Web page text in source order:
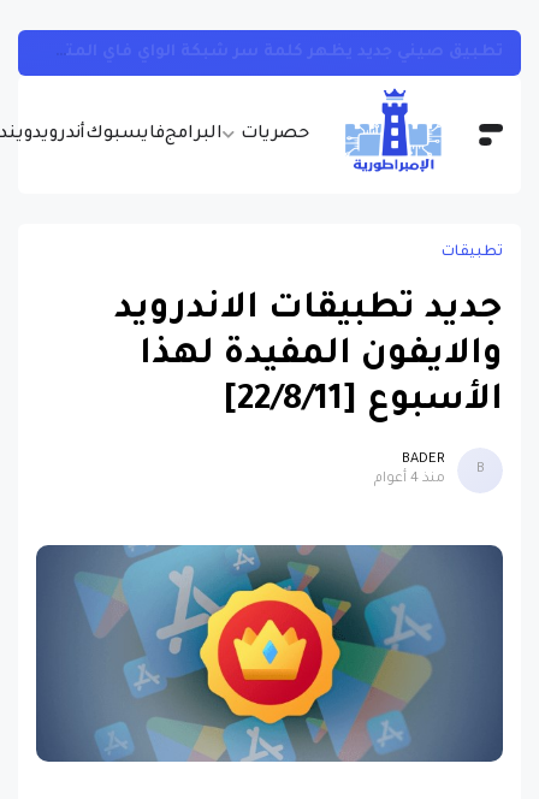
حصريات البرامجفايسبوكأندرويد
تطبيقات
جديد تطبيقات الاندرويد
والايفون المفيدة لهذا
الأسبوع [22/8/11]
B
BADER
منذ 4 أعوام